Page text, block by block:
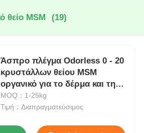
θείο MSM (19)
Άσπρο πλέγμα Odorless 0 - 20
κρυστάλλων θείου MSM
οργανικό για το δέρμα και την
τρίχα καρφιών
MOQ：1-25kg
Τιμή：Διαπραγματεύσιμος